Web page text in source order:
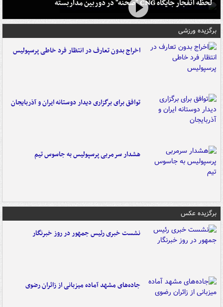
لحظه انفجار جایگاه CNG "صحنه" در دوربین مداربسته
برگزیده ورزشی
اخراج بدون تعارف در انتظار فرد خاطی پرسپولیس
توافق برای برگزاری دیدار دوستانه ایران و آذربایجان
هشدار سرمربی پرسپولیس به جاسوس تیم
برگزیده عکس
نشست خبری رئیس جمهور در روز خبرنگار
جاده‌های مشهد آماده میزبانی از زائران رضوی